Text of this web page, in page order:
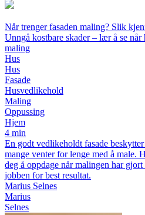
Når trenger fasaden maling? Slik
Unngå kostbare skader – lær å se når
maling
Hus
Hus
Fasade
Husvedlikehold
Maling
Oppussing
Hjem
4 min
En godt vedlikeholdt fasade
mange venter for lenge med å male.
deg å oppdage når malingen har
jobben for best resultat.
Marius Selnes
Marius
Selnes